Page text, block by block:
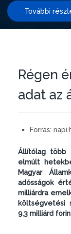
További
Régen
adat az
Forrás:
Állítólag több
elmúlt
Magyar
adósságok
milliárdra
költségvetési
9,3 milliárd